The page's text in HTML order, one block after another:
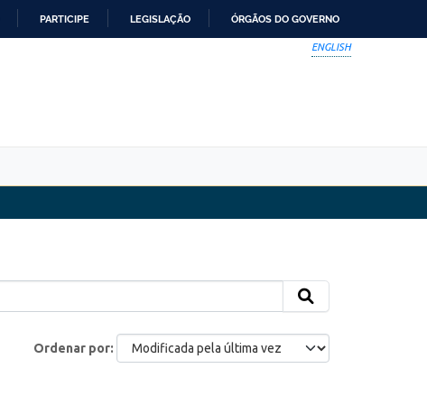
PARTICIPE LEGISLAÇÃO ÓRGÃOS DO GOVERNO
ENGLISH
Ordenar por